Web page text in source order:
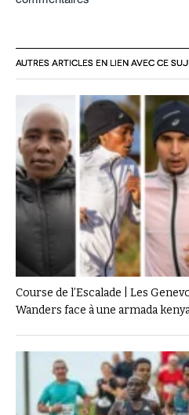
AUTRES ARTICLES EN LIEN AVEC CE
Course de l’Escalade | Les
Wanders face à une armada